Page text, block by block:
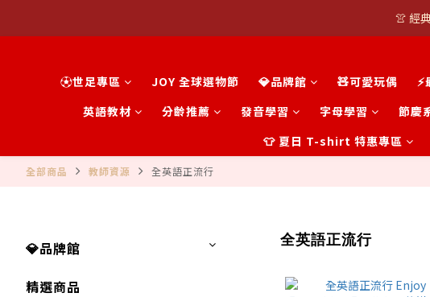
👚 經
👚 經
👚 經
⚽世足專區 JOY 全球選物節 💎品牌館 🧸可愛玩偶
英語教材
分齡推薦 發音學習 字母學習 節慶
👕 夏日 T-shirt 特惠專區
全部商品 教師資源 全英語正流行
💎品牌館
精選商品
全英語正流行